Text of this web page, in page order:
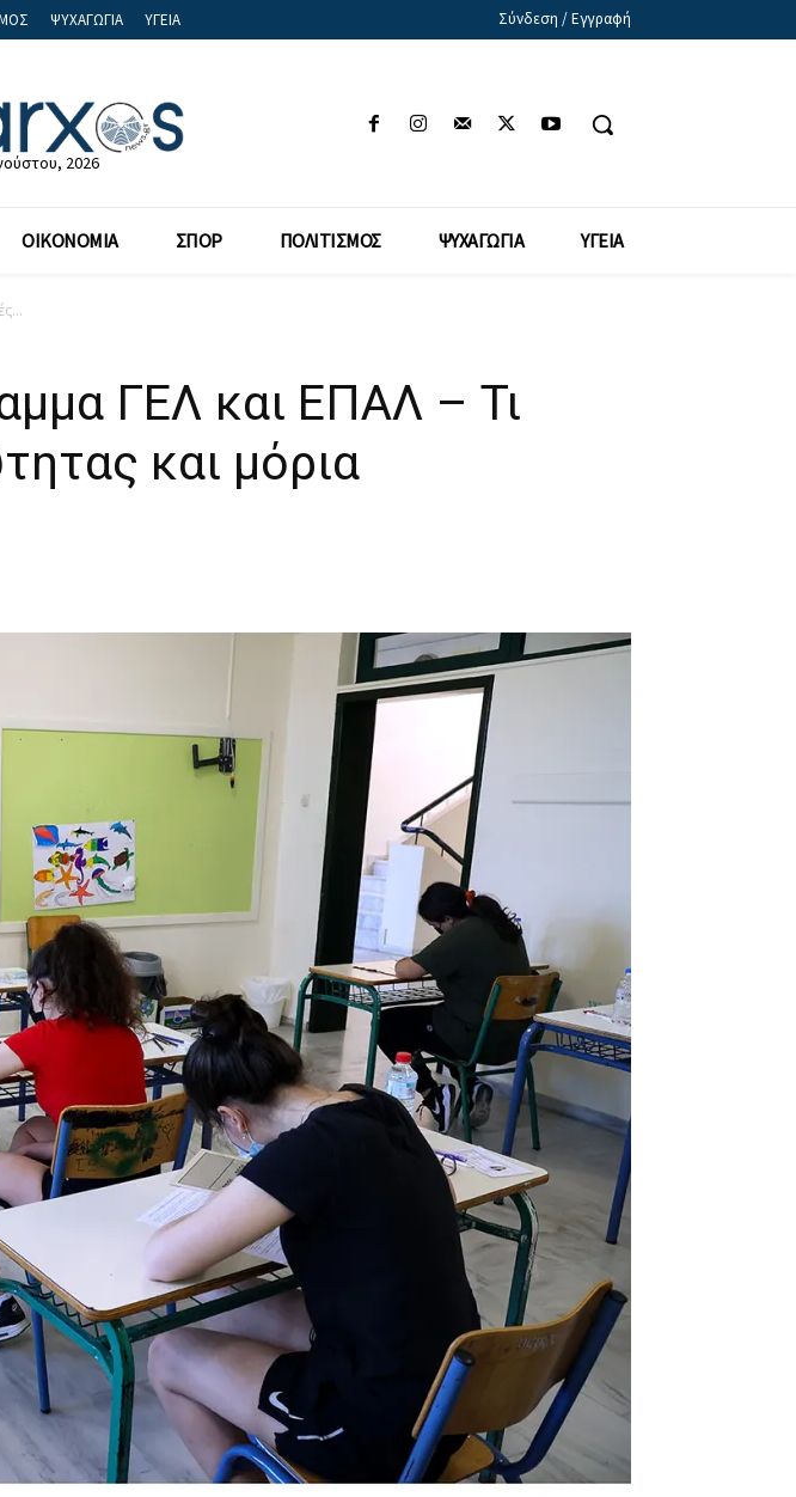
ΨΥΧΑΓΩΓΙΑ ΥΓΕΙΑ Σύνδεση / Εγγραφή
2026
ΟΙΚΟΝΟΜΙΑ ΣΠΟΡ ΠΟΛΙΤΙΣΜΟΣ ΨΥΧΑΓΩΓΙΑ ΥΓΕΙΑ
ΓΕΛ και ΕΠΑΛ – Τι
και μόρια